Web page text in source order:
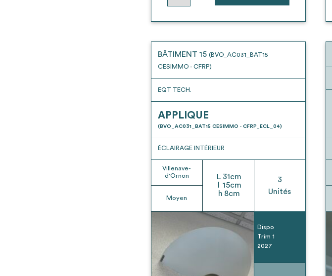
BÂTIMENT 15 (BVO_AC031_BAT15
CESIMMO - CFRP)
EQT TECH.
APPLIQUE
(BVO_AC031_BAT15 CESIMMO - CFRP_ECL_04)
ÉCLAIRAGE INTÉRIEUR
Villenave-
d'Ornon
Moyen
L 31cm
15cm
h 8cm
3
Unités
Dispo
Trim 1
2027